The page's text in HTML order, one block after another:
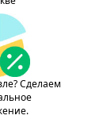
Сделаем